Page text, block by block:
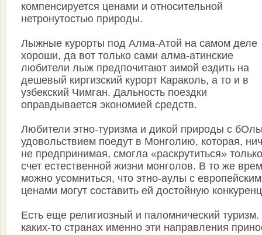
компенсируется ценами и относительной
нетронутостью природы.
Лыжные курорты под Алма-Атой на самом деле
хороши, да вот только сами алма-атинские
любители лыж предпочитают зимой ездить на
дешевый киргизский курорт Караколь, а то и в
узбекский Чимган. Дальность поездки
оправдывается экономией средств.
Любители этно-туризма и дикой природы с
удовольствием поедут в Монголию, которая,
не предпринимая, смогла «раскрутиться»
счет естественной жизни монголов. В то же
можно усомниться, что этно-аулы с
ценами могут составить ей достойную
Есть еще религиозный и паломнический
каких-то странах именно эти направления